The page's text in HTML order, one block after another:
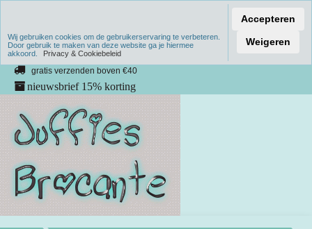
Verzenden binnen 1 werkdag
unieke producten
gratis verzenden boven €40
nieuwsbrief 15% korting
Wij gebruiken cookies om de gebruikerservaring te verbeteren.
Door gebruik te maken van deze website ga je hiermee
akkoord.
Privacy & Cookiebeleid
Accepteren
Weigeren